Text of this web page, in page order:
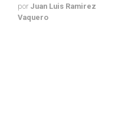
por Juan Luis Ramirez
Vaquero